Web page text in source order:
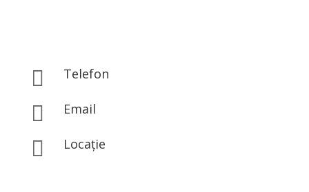
 Telefon
 Email
 Locație